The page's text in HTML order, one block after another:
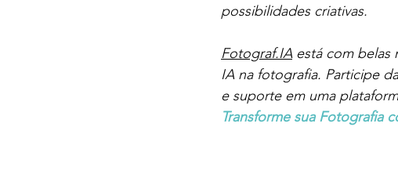
possibilidades criativas.
Fotograf.IA está com belas
IA na fotografia. Participe
e suporte em uma
Transforme sua Fotografia